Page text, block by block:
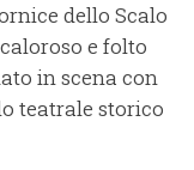
dello Scalo
e folto
in scena con
teatrale storico